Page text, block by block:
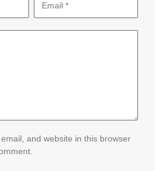
and website in this browser